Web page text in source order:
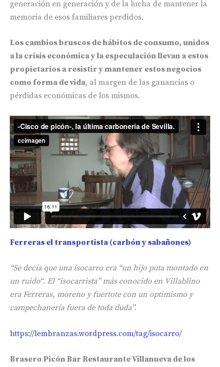
generación en generación y de la lucha de mantener la
memoria de esos familiares perdidos.
Los cambios bruscos de hábitos de consumo, unidos
a la crisis económica y la especulación llevan a estos
propietarios a resistir y mantener estos negocios
como forma de vida, al margen de las ganancias o
pérdidas económicas de los mismos.
Ferreras el transportista (carbón y sabañones)
“Se decía que una isocarro era “un hijo puta montado en
un ruido“. El “isocarrista” más conocido en Villablino
era Ferreras, moreno y fuertote con un optimismo y
campechanería fuera de toda duda”.
https://lembranzas.wordpress.com/tag/isocarro/
Brasero Picón Bar Restaurante Villanueva de los